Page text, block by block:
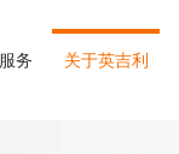
务 关于英吉利